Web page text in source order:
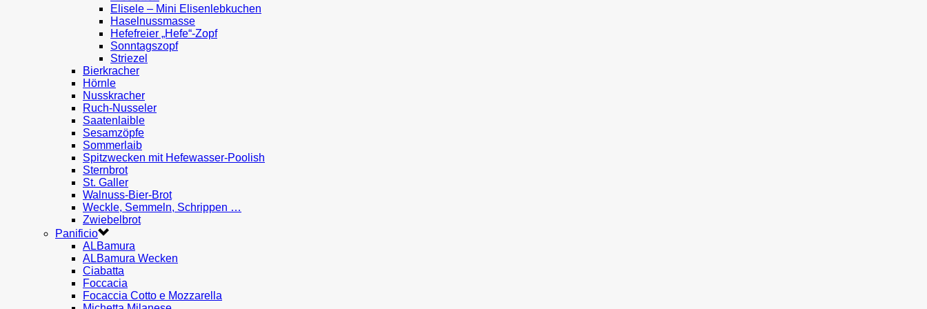
Elisele – Mini Elisenlebkuchen
Haselnussmasse
Hefefreier „Hefe“-Zopf
Sonntagszopf
Striezel
Bierkracher
Hörnle
Nusskracher
Ruch-Nusseler
Saatenlaible
Sesamzöpfe
Sommerlaib
Spitzwecken mit Hefewasser-Poolish
Sternbrot
St. Galler
Walnuss-Bier-Brot
Weckle, Semmeln, Schrippen …
Zwiebelbrot
Panificio
ALBamura
ALBamura Wecken
Ciabatta
Foccacia
Focaccia Cotto e Mozzarella